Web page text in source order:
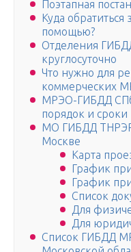
Поэтапная
Куда
помощью?
Отделения
круглосуточно
Что нужно для
коммерческих
МРЭО-ГИБДД СПб
порядок и сроки
МО ГИБДД
Москве
Карта
График
График
Список
Для
Для
Cписок ГИБДД